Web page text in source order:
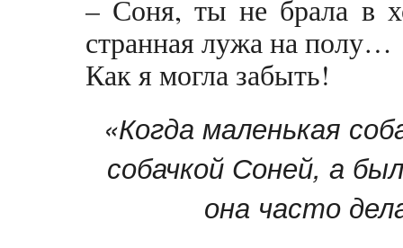
– Соня, ты не брала в
странная лужа на полу…
Как я могла забыть!
«Когда маленькая
собачкой Соней, а
она часто